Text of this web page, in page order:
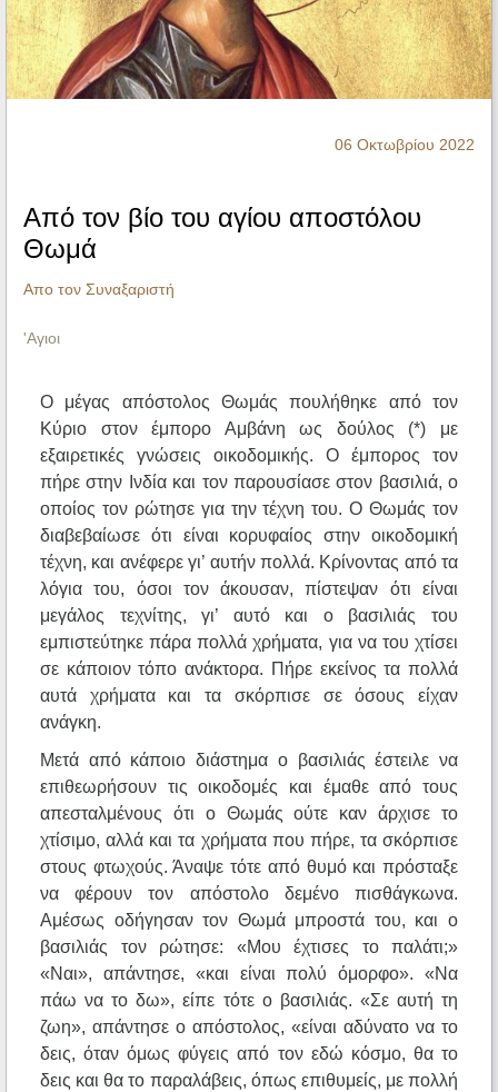
Ηχητικά
06 Οκτωβρίου 2022
Από τον βίο του αγίου αποστόλου
Θωμά
Απο τον Συναξαριστή
'Αγιοι
Ο μέγας απόστολος Θωμάς πουλήθηκε από τον
Κύριο στον έμπορο Αμβάνη ως δούλος (*) με
εξαιρετικές γνώσεις οικοδομικής. Ο έμπορος τον
πήρε στην Ινδία και τον παρουσίασε στον βασιλιά, ο
οποίος τον ρώτησε για την τέχνη του. Ο Θωμάς τον
διαβεβαίωσε ότι είναι κορυφαίος στην οικοδομική
τέχνη, και ανέφερε γι’ αυτήν πολλά. Κρίνοντας από τα
λόγια του, όσοι τον άκουσαν, πίστεψαν ότι είναι
μεγάλος τεχνίτης, γι’ αυτό και ο βασιλιάς του
εμπιστεύτηκε πάρα πολλά χρήματα, για να του χτίσει
σε κάποιον τόπο ανάκτορα. Πήρε εκείνος τα πολλά
αυτά χρήματα και τα σκόρπισε σε όσους είχαν
ανάγκη.
Μετά από κάποιο διάστημα ο βασιλιάς έστειλε να
επιθεωρήσουν τις οικοδομές και έμαθε από τους
απεσταλμένους ότι ο Θωμάς ούτε καν άρχισε το
χτίσιμο, αλλά και τα χρήματα που πήρε, τα σκόρπισε
στους φτωχούς. Άναψε τότε από θυμό και πρόσταξε
να φέρουν τον απόστολο δεμένο πισθάγκωνα.
Αμέσως οδήγησαν τον Θωμά μπροστά του, και ο
βασιλιάς τον ρώτησε: «Μου έχτισες το παλάτι;»
«Ναι», απάντησε, «και είναι πολύ όμορφο». «Να
πάω να το δω», είπε τότε ο βασιλιάς. «Σε αυτή τη
ζωη», απάντησε ο απόστολος, «είναι αδύνατο να το
δεις, όταν όμως φύγεις από τον εδώ κόσμο, θα το
δεις και θα το παραλάβεις, όπως επιθυμείς, με πολλή